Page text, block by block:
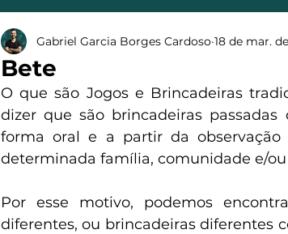
Bete
Gabriel Garcia Borges Cardoso 18 de mar.
O que são Jogos e Brincadeiras
dizer que são brincadeiras
forma oral e a partir da
determinada família, comunidade e/ou
Por esse motivo, podemos
diferentes, ou brincadeiras diferentes